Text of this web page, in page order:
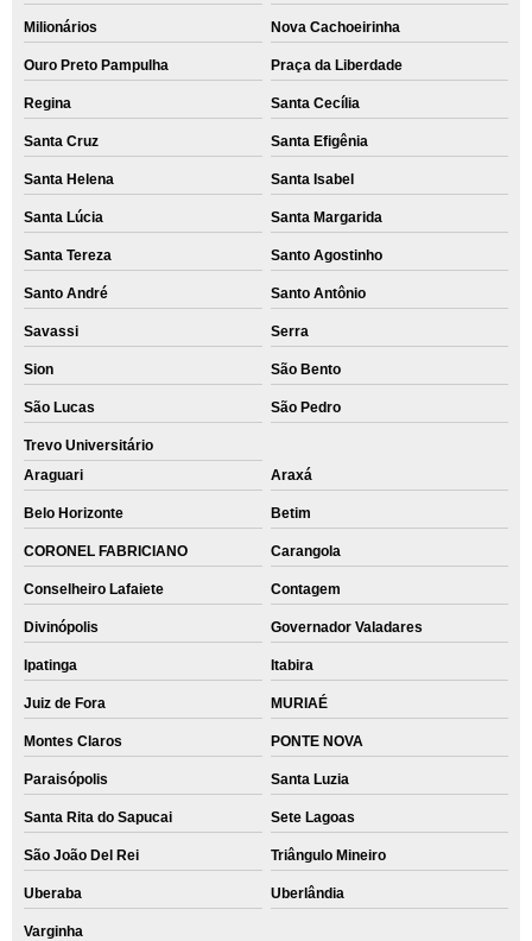
Milionários Nova Cachoeirinha
Ouro Preto Pampulha Praça da Liberdade
Regina Santa Cecília
Santa Cruz Santa Efigênia
Santa Helena Santa Isabel
Santa Lúcia Santa Margarida
Santa Tereza Santo Agostinho
Santo André Santo Antônio
Savassi Serra
Sion São Bento
São Lucas São Pedro
Trevo Universitário
Araguari
Araxá
Belo Horizonte Betim
CORONEL FABRICIANO Carangola
Conselheiro Lafaiete Contagem
Divinópolis Governador Valadares
Ipatinga Itabira
Juiz de Fora MURIAÉ
Montes Claros PONTE NOVA
Paraisópolis Santa Luzia
Santa Rita do Sapucai Sete Lagoas
São João Del Rei Triângulo Mineiro
Uberaba Uberlândia
Varginha